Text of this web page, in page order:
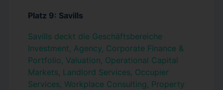
Platz 9: Savills
Savills deckt die Geschäftsbereiche
Investment, Agency, Corporate Finance &
Portfolio, Valuation, Operational Capital
Markets, Landlord Services, Occupier
Services, Workplace Consulting, Property